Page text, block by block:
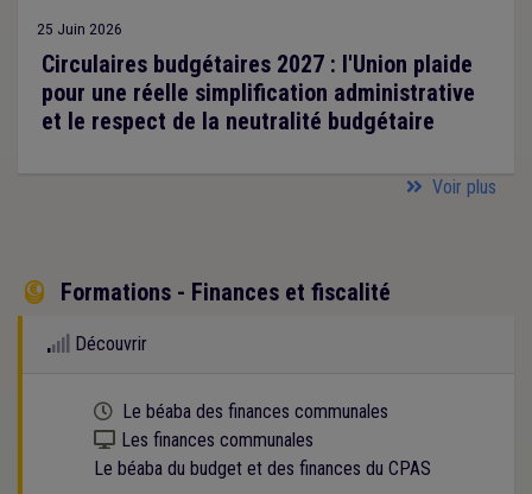
25 Juin 2026
Circulaires budgétaires 2027 : l'Union plaide
pour une réelle simplification administrative
et le respect de la neutralité budgétaire
Voir plus
 Formations - Finances et fiscalité
Découvrir
Cette formation est programmée
Le béaba des finances communales
Kit numérique gratuit
Les finances communales
Le béaba du budget et des finances du CPAS